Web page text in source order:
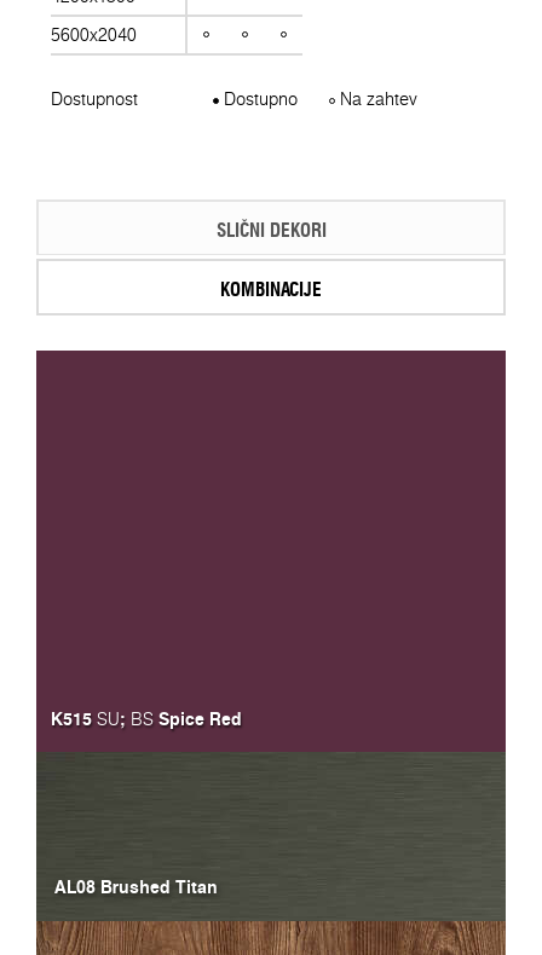
5600x2040
Dostupnost Dostupno Na zahtev
SLIČNI DEKORI
KOMBINACIJE
K515 SU; BS Spice Red
AL08 Brushed Titan